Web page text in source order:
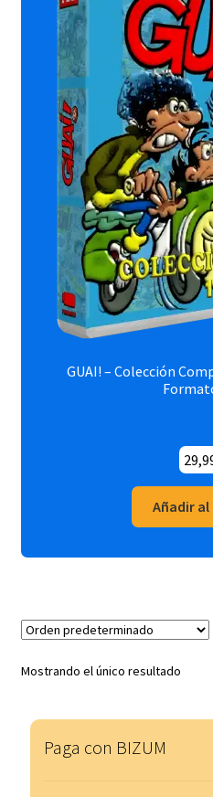
Doncel
El Jueves
Forum
Hispano Americana
Ibero Mundial
Clíper
La Cúpula
Valenciana
GUAI! – Colección
Añadir
Mostrando el único resultado
Paga con BIZUM